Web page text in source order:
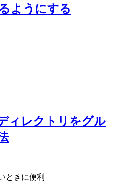
ようにする
ィレクトリをグル
ときに便利